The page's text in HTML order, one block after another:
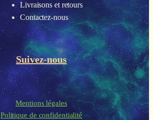
Livraisons et retours
Contactez-nous
Suivez-nous
Mentions légales
Politique de confidentialité